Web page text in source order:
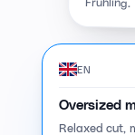
EN
Oversized
Relaxed cut,